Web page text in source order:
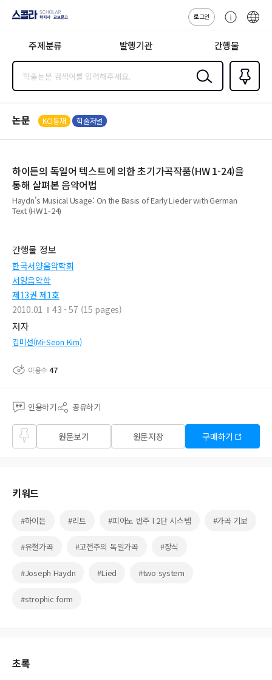
지사·교보문고
로그인
센
주제분류 발행기관 간행물
검색
즐겨찾
기0
논문 KCI등재 학술저널
하이든의 독일어 텍스트에 의한 초기가곡작품(HW 1-24)을
통해 살펴본 음악어법
Haydn's Musical Usage: On the Basis of Early Lieder with German
Text (HW 1-24)
간행물 정보
한국서양음악학회
서양음악학
제13권 제1호
2010.01
43 - 57 (15 pages)
저자
김미선(Mi-Seon Kim)
이용수47
인용하기 공유하기
즐겨
찾기
원문보기 원문저장 구매하기
키워드
#하이든 #리트 #피아노 반주 l 2단 시스템 #가곡 기보
#유절가곡 #고전주의 독일가곡 #장식
#Joseph Haydn #Lied #two system
#strophic form
초록